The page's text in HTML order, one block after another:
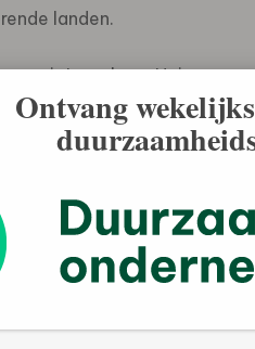
landen.
uit Ivoorkust. Heinz
Venz en Kwatta. Ahold
Ontvang